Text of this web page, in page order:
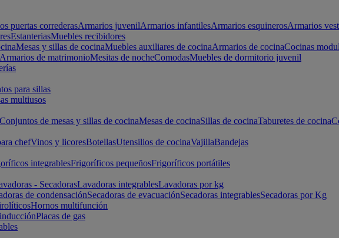
puertas correderasArmarios juvenilArmarios infantilesArmarios esquinerosArmarios
EstanteriasMuebles recibidores
Mesas y sillas de cocinaMuebles auxiliares de cocinaArmarios de cocinaCocinas
Armarios de matrimonioMesitas de nocheComodasMuebles de dormitorio juvenil
para sillas
multiusos
Conjuntos de mesas y sillas de cocinaMesas de cocinaSillas de cocinaTaburetes de cocina
chefVinos y licoresBotellasUtensilios de cocinaVajillaBandejas
integrablesFrigoríficos pequeñosFrigoríficos portátiles
- SecadorasLavadoras integrablesLavadoras por kg
de condensaciónSecadoras de evacuaciónSecadoras integrablesSecadoras por Kg
Hornos multifunción
Placas de gas